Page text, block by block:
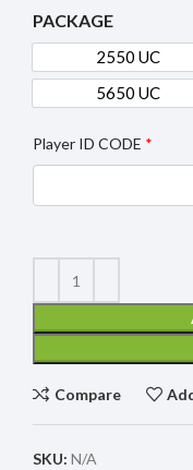
PACKAGE
2550 UC
2550 UC
5650 UC
5650 UC
Player ID CODE *
Compare
SKU: N/A